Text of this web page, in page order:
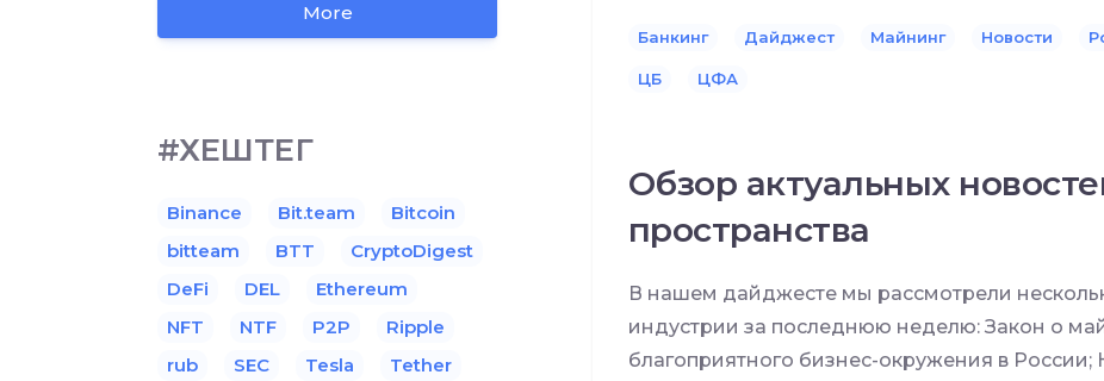
Банкинг Дайджест Майнинг Новости
ЦБ ЦФА
Обзор актуальных
пространства
В нашем дайджесте мы рассмотрели
индустрии за последнюю неделю: Закон о
благоприятного бизнес-окружения в
More
#ХЕШТЕГ
Binance Bit.team
Bitcoin
bitteam
BTT
CryptoDigest
DeFi
DEL
Ethereum
NFT
NTF P2P
Ripple
rub
SEC Tesla
Tether